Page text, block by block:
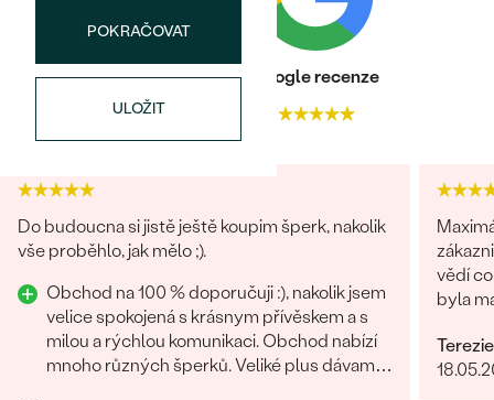
POKRAČOVAT
ULOŽIT
Heureka recenze
4.9
Google recenze
4.7
Do budoucna si jistě ještě koupim šperk, nakolik
vše proběhlo, jak mělo ;).
Obchod na 100 % doporučuji :), nakolik jsem
velice spokojená s krásnym přívěskem a s
milou a rýchlou komunikaci. Obchod nabízí
mnoho různých šperků. Veliké plus dávam i
Maximální
vědí
byla
Terezie